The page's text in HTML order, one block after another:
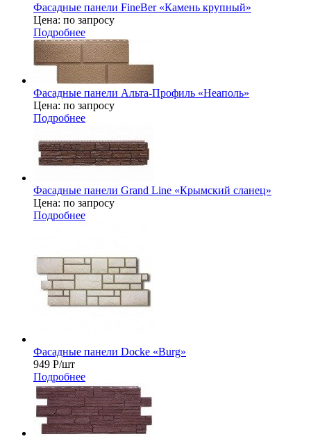
Фасадные панели FineBer «Камень крупный»
Цена: по запросу
Подробнее
Фасадные панели Альта-Профиль «Неаполь»
Цена: по запросу
Подробнее
Фасадные панели Grand Line «Крымский сланец»
Цена: по запросу
Подробнее
Фасадные панели Docke «Burg»
949 Р/шт
Подробнее